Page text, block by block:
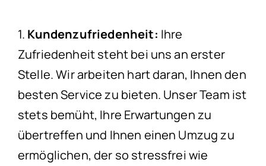
1. Kundenzufriedenheit: Ihre
Zufriedenheit steht bei uns an erster
Stelle. Wir arbeiten hart daran, Ihnen den
besten Service zu bieten. Unser Team ist
stets bemüht, Ihre Erwartungen zu
übertreffen und Ihnen einen Umzug zu
ermöglichen, der so stressfrei wie